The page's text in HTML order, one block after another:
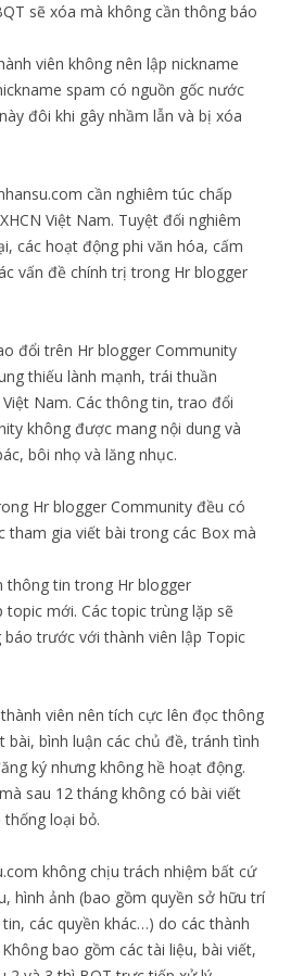
sẽ xóa mà không cần thông báo
viên không nên lập nickname
spam có nguồn gốc nước
đôi khi gây nhầm lẫn và bị xóa
cần nghiêm túc chấp
Việt Nam. Tuyệt đối nghiêm
các hoạt động phi văn hóa, cấm
vấn đề chính trị trong Hr blogger
đổi trên Hr blogger Community
thiếu lành mạnh, trái thuần
Nam. Các thông tin, trao đổi
không được mang nội dung và
bôi nhọ và lăng nhục.
Hr blogger Community đều có
tham gia viết bài trong các Box mà
thông tin trong Hr blogger
mới. Các topic trùng lặp sẽ
trước với thành viên lập Topic
viên nên tích cực lên đọc thông
bình luận các chủ đề, tránh tình
ký nhưng không hề hoạt động.
sau 12 tháng không có bài viết
loại bỏ.
không chịu trách nhiệm bất cứ
hình ảnh (bao gồm quyền sở hữu trí
các quyền khác…) do các thành
bao gồm các tài liệu, bài viết,